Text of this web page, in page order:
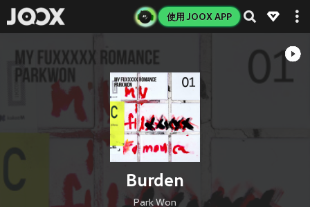
使用 JOOX APP
Burden
Park Won